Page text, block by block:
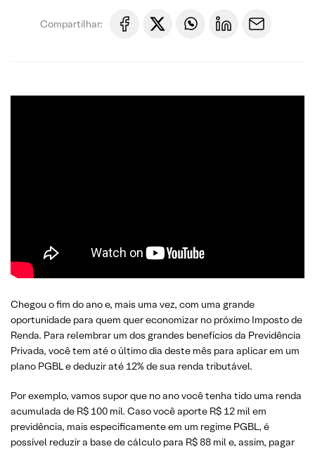
Compartilhar:
Chegou o fim do ano e, mais uma vez, com uma grande
oportunidade para quem quer economizar no próximo Imposto de
Renda. Para relembrar um dos grandes benefícios da Previdência
Privada, você tem até o último dia deste mês para aplicar em um
plano PGBL e deduzir até 12% de sua renda tributável.
Por exemplo, vamos supor que no ano você tenha tido uma renda
acumulada de R$ 100 mil. Caso você aporte R$ 12 mil em
previdência, mais especificamente em um regime PGBL, é
possível reduzir a base de cálculo para R$ 88 mil e, assim, pagar